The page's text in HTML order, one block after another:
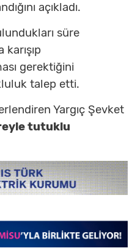
açıkladı.
süre
gerektiğini
talep etti.
Yargıç Şevket
tutuklu